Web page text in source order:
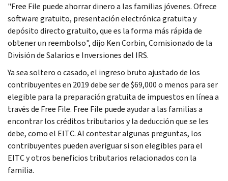
"Free File puede ahorrar dinero a las familias jóvenes. Ofrece
software gratuito, presentación electrónica gratuita y
depósito directo gratuito, que es la forma más rápida de
obtener un reembolso", dijo Ken Corbin, Comisionado de la
División de Salarios e Inversiones del IRS.
Ya sea soltero o casado, el ingreso bruto ajustado de los
contribuyentes en 2019 debe ser de $69,000 o menos para ser
elegible para la preparación gratuita de impuestos en línea a
través de Free File. Free File puede ayudar a las familias a
encontrar los créditos tributarios y la deducción que se les
debe, como el EITC. Al contestar algunas preguntas, los
contribuyentes pueden averiguar si son elegibles para el
EITC y otros beneficios tributarios relacionados con la
familia.